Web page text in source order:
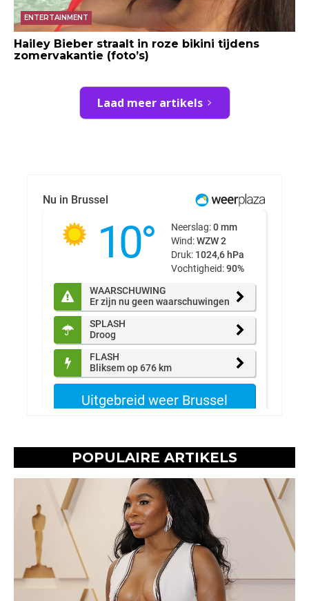
ENTERTAINMENT
Hailey Bieber straalt in roze bikini tijdens
zomervakantie (foto’s)
Laad meer artikels
POPULAIRE ARTIKELS